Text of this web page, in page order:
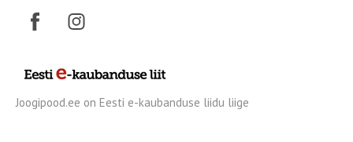
Joogipood.ee on Eesti e-kaubanduse liidu liige